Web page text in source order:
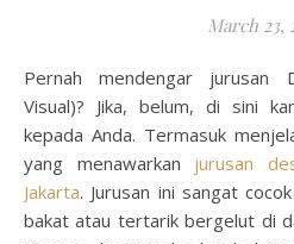
March 23,
Pernah mendengar jurusan DKV (Desain Komunikasi
Visual)? Jika, belum, di sini
kepada Anda. Termasuk
yang menawarkan
jurusan
Jakarta. Jurusan ini sangat
bakat atau tertarik bergelut di